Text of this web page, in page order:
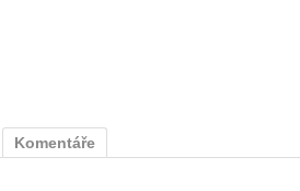
Komentáře